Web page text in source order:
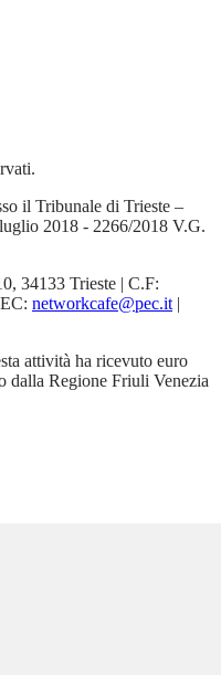
il Tribunale di Trieste –
2018 - 2266/2018 V.G.
34133 Trieste | C.F:
networkcafe@pec.it |
attività ha ricevuto euro
dalla Regione Friuli Venezia